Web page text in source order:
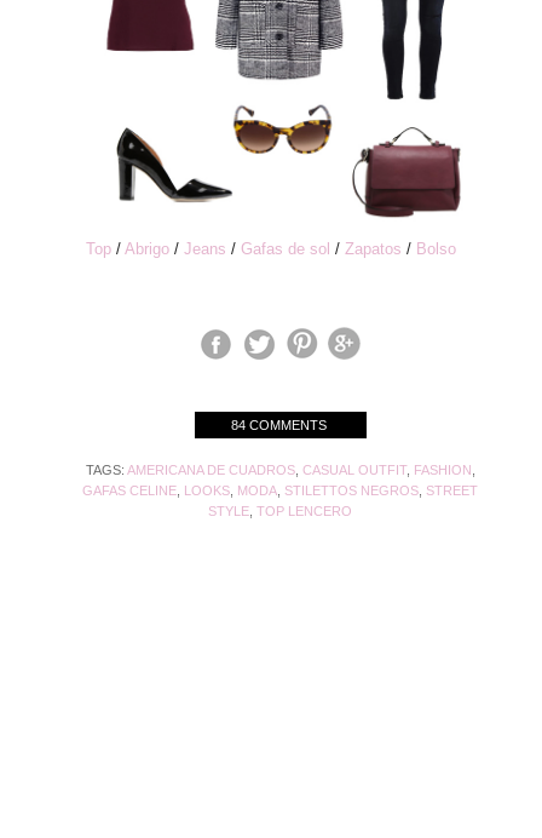
Top/ Abrigo/ Jeans / Gafas de sol / Zapatos / Bolso
84 COMMENTS
TAGS: AMERICANA DE CUADROS, CASUAL OUTFIT, FASHION
GAFAS CELINE LOOKS MODA STILETTOS NEGROS STREET
STYLE ,TOP LENCERO